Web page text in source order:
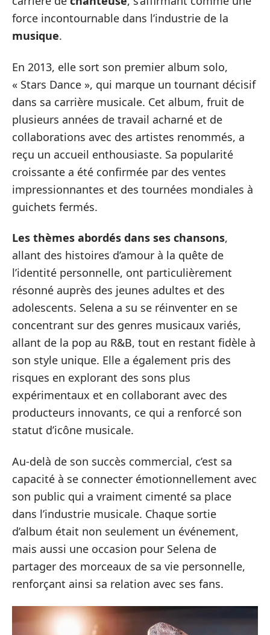
force incontournable dans l’industrie de la
musique.
En 2013, elle sort son premier album solo,
« Stars Dance », qui marque un tournant décisif
dans sa carrière musicale. Cet album, fruit de
plusieurs années de travail acharné et de
collaborations avec des artistes renommés, a
reçu un accueil enthousiaste. Sa popularité
croissante a été confirmée par des ventes
impressionnantes et des tournées mondiales à
guichets fermés.
Les thèmes abordés dans ses chansons,
allant des histoires d’amour à la quête de
l’identité personnelle, ont particulièrement
résonné auprès des jeunes adultes et des
adolescents. Selena a su se réinventer en se
concentrant sur des genres musicaux variés,
allant de la pop au R&B, tout en restant fidèle à
son style unique. Elle a également pris des
risques en explorant des sons plus
expérimentaux et en collaborant avec des
producteurs innovants, ce qui a renforcé son
statut d’icône musicale.
Au-delà de son succès commercial, c’est sa
capacité à se connecter émotionnellement avec
son public qui a vraiment cimenté sa place
dans l’industrie musicale. Chaque sortie
d’album était non seulement un événement,
mais aussi une occasion pour Selena de
partager des morceaux de sa vie personnelle,
renforçant ainsi sa relation avec ses fans.